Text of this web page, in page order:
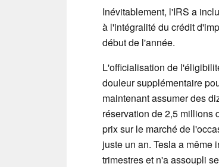
Inévitablement, l'IRS a
à l'intégralité du crédit
début de l'année.
L'officialisation de
douleur supplémentaire
maintenant assumer des
réservation de 2,5 millions
prix sur le marché de
juste un an. Tesla a même
trimestres et n'a assoupli